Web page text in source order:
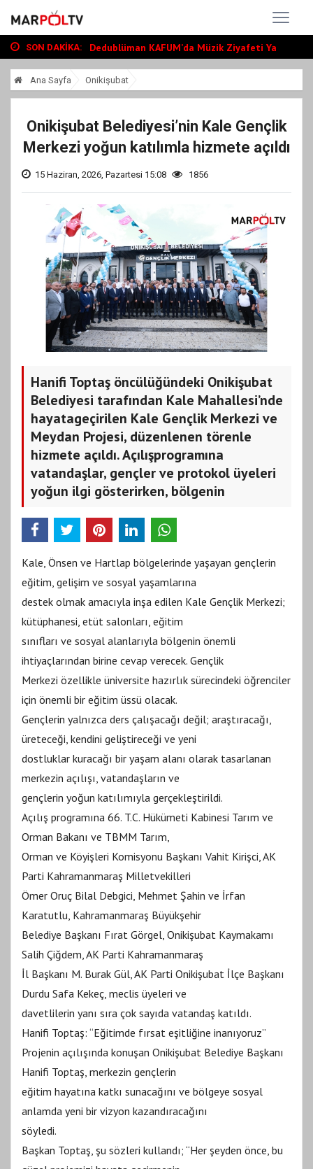
SON DAKIKA:
Türkoğlunda Hopurlu Mahallesi Taziye Evi...
Dedublüman KAFUM’da Müzik Ziyafeti Yaşat...
Uluslararası Bisiklet Turnuvası, Salı Gü...
Ana Sayfa Onikişubat
Onikişubat Belediyesi’nin Kale Gençlik
Merkezi yoğun katılımla hizmete açıldı
15 Haziran, 2026, Pazartesi 15:08 1856
Hanifi Toptaş öncülüğündeki Onikişubat
Belediyesi tarafından Kale Mahallesi’nde
hayatageçirilen Kale Gençlik Merkezi ve
Meydan Projesi, düzenlenen törenle
hizmete açıldı. Açılışprogramına
vatandaşlar, gençler ve protokol üyeleri
yoğun ilgi gösterirken, bölgenin
Kale, Önsen ve Hartlap bölgelerinde yaşayan gençlerin
eğitim, gelişim ve sosyal yaşamlarına
destek olmak amacıyla inşa edilen Kale Gençlik Merkezi;
kütüphanesi, etüt salonları, eğitim
sınıfları ve sosyal alanlarıyla bölgenin önemli
ihtiyaçlarından birine cevap verecek. Gençlik
Merkezi özellikle üniversite hazırlık sürecindeki öğrenciler
için önemli bir eğitim üssü olacak.
Gençlerin yalnızca ders çalışacağı değil; araştıracağı,
üreteceği, kendini geliştireceği ve yeni
dostluklar kuracağı bir yaşam alanı olarak tasarlanan
merkezin açılışı, vatandaşların ve
gençlerin yoğun katılımıyla gerçekleştirildi.
Açılış programına 66. T.C. Hükümeti Kabinesi Tarım ve
Orman Bakanı ve TBMM Tarım,
Orman ve Köyişleri Komisyonu Başkanı Vahit Kirişci, AK
Parti Kahramanmaraş Milletvekilleri
Ömer Oruç Bilal Debgici, Mehmet Şahin ve İrfan
Karatutlu, Kahramanmaraş Büyükşehir
Belediye Başkanı Fırat Görgel, Onikişubat Kaymakamı
Salih Çiğdem, AK Parti Kahramanmaraş
İl Başkanı M. Burak Gül, AK Parti Onikişubat İlçe Başkanı
Durdu Safa Kekeç, meclis üyeleri ve
davetlilerin yanı sıra çok sayıda vatandaş katıldı.
Hanifi Toptaş: “Eğitimde fırsat eşitliğine inanıyoruz”
Projenin açılışında konuşan Onikişubat Belediye Başkanı
Hanifi Toptaş, merkezin gençlerin
eğitim hayatına katkı sunacağını ve bölgeye sosyal
anlamda yeni bir vizyon kazandıracağını
söyledi.
Başkan Toptaş, şu sözleri kullandı; “Her şeyden önce, bu